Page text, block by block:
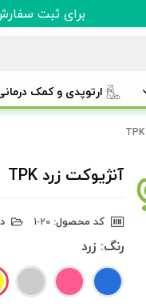
برای ثبت
ارتوپدی و کمک
آنژیوکت زرد TPK
کد محصول:
رنگ: زرد